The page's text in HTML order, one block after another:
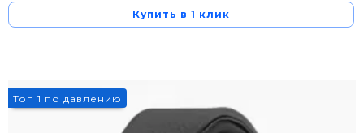
Купить в 1 клик
Топ 1 по давлению